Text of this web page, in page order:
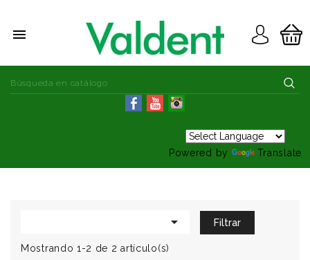

Powered by Translate
 Filtrar
Mostrando 1-2 de 2 artículo(s)